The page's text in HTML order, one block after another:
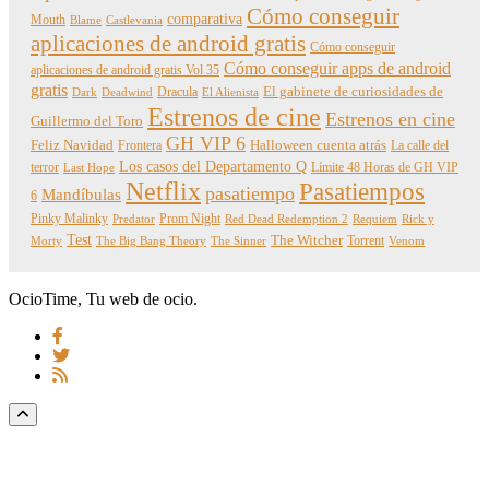
Mouth Blame Castlevania comparativa Cómo conseguir
aplicaciones de android gratis Cómo conseguir
aplicaciones de android gratis Vol 35 Cómo conseguir apps de android
gratis Dark Deadwind Dracula El Alienista El gabinete de curiosidades de
Guillermo del Toro Estrenos de cine Estrenos en cine
Feliz Navidad Frontera GH VIP 6 Halloween cuenta atrás La calle del
terror Last Hope Los casos del Departamento Q Límite 48 Horas de GH VIP
6 Mandíbulas Netflix pasatiempo Pasatiempos
Pinky Malinky Predator Prom Night Red Dead Redemption 2 Requiem Rick y
Morty Test The Big Bang Theory The Sinner The Witcher Torrent Venom
OcioTime, Tu web de ocio.